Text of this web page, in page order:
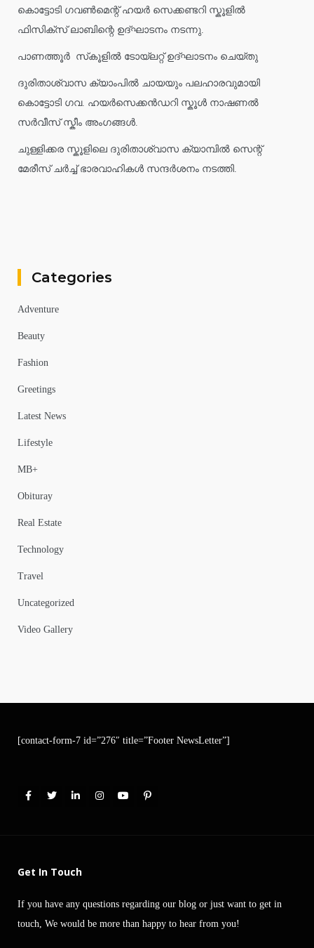
കൊട്ടോടി ഗവൺമെന്റ് ഹയർ സെക്കണ്ടറി സ്കൂളിൽ
ഫിസിക്സ് ലാബിന്റെ ഉദ്ഘാടനം നടന്നു.
പാണത്തൂർ സ്‌കൂളിൽ ടോയ്ലറ്റ് ഉദ്ഘാടനം ചെയ്തു
ദുരിതാശ്വാസ ക്യാംപിൽ ചായയും പലഹാരവുമായി
കൊട്ടോടി ഗവ. ഹയർസെക്കൻഡറി സ്കൂൾ നാഷണൽ
സർവീസ് സ്കീം അംഗങ്ങൾ.
ചുള്ളിക്കര സ്കൂളിലെ ദുരിതാശ്വാസ ക്യാമ്പിൽ സെന്റ്
മേരീസ് ചർച്ച് ഭാരവാഹികൾ സന്ദർശനം നടത്തി.
Categories
Adventure
Beauty
Fashion
Greetings
Latest News
Lifestyle
MB+
Obituray
Real Estate
Technology
Travel
Uncategorized
Video Gallery
[contact-form-7 id=”276″ title=”Footer NewsLetter”]
Get In Touch
If you have any questions regarding our blog or just want to get in
touch, We would be more than happy to hear from you!